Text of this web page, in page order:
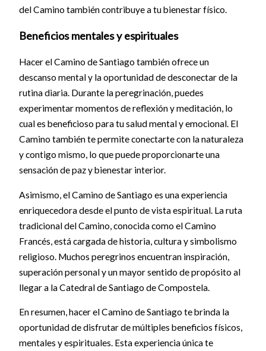
del Camino también contribuye a tu bienestar físico.
Beneficios mentales y espirituales
Hacer el Camino de Santiago también ofrece un
descanso mental y la oportunidad de desconectar de la
rutina diaria. Durante la peregrinación, puedes
experimentar momentos de reflexión y meditación, lo
cual es beneficioso para tu salud mental y emocional. El
Camino también te permite conectarte con la naturaleza
y contigo mismo, lo que puede proporcionarte una
sensación de paz y bienestar interior.
Asimismo, el Camino de Santiago es una experiencia
enriquecedora desde el punto de vista espiritual. La ruta
tradicional del Camino, conocida como el Camino
Francés, está cargada de historia, cultura y simbolismo
religioso. Muchos peregrinos encuentran inspiración,
superación personal y un mayor sentido de propósito al
llegar a la Catedral de Santiago de Compostela.
En resumen, hacer el Camino de Santiago te brinda la
oportunidad de disfrutar de múltiples beneficios físicos,
mentales y espirituales. Esta experiencia única te